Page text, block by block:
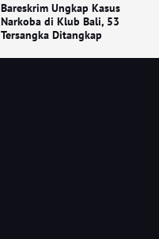
Bareskrim Ungkap Kasus
Narkoba di Klub Bali, 53
Tersangka Ditangkap